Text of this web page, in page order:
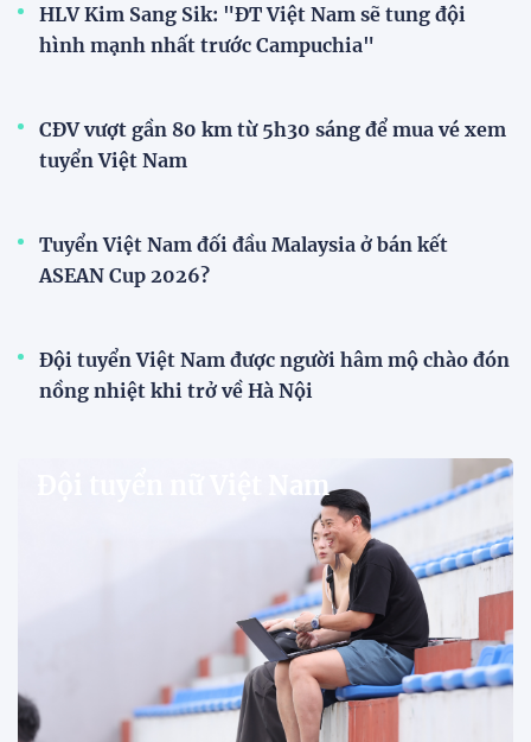
23:26 24/07/2026
V-League
V.League chính thức khoác "áo mới" trước mùa
VPF chính thức ra mắt bộ nhận diện thương hiệu và
slogan mới cho hệ thống các giải bóng đá chuyên
nghiệp quốc gia, mở ra diện mạo mới cho V.League
trước mùa giải 2026-2027.
HLV Văn Sỹ Sơn: "Tôi đặt bút ký bằng niềm tin và
khát vọng"